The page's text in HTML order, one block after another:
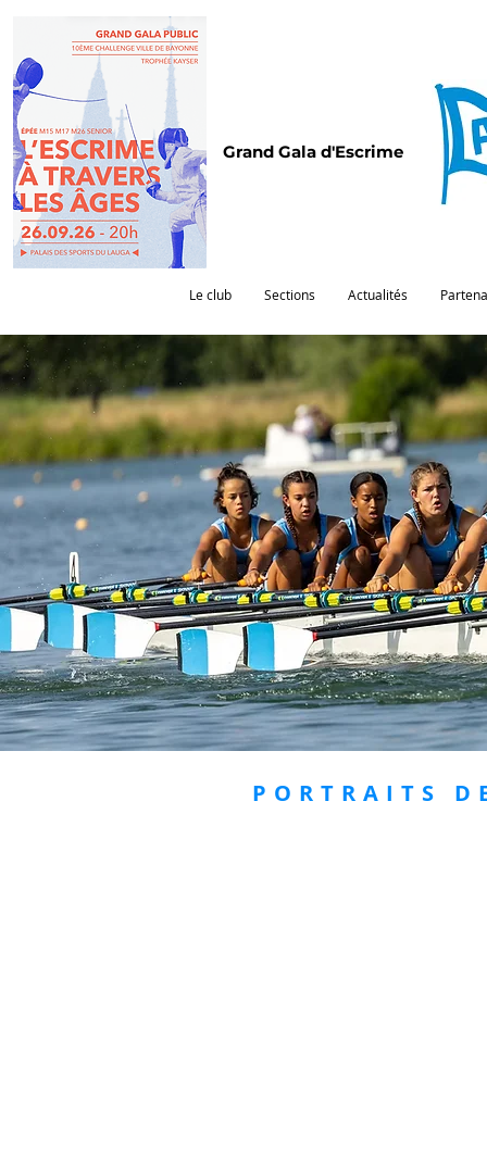
Grand Gala d'Escrime
Le club Sections Actualités
PORTRAITS